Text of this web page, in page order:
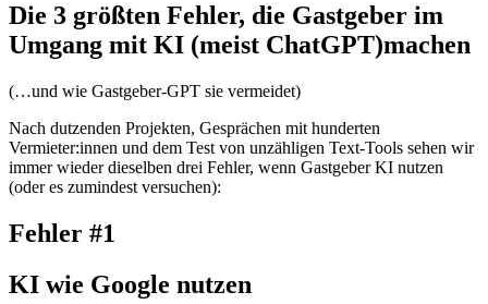
Die 3 größten Fehler, die Gastgeber im
Umgang mit KI (meist ChatGPT)machen
(…und wie Gastgeber-GPT sie vermeidet)
Nach dutzenden Projekten, Gesprächen mit hunderten
Vermieter:innen und dem Test von unzähligen Text-Tools sehen wir
immer wieder dieselben drei Fehler, wenn Gastgeber KI nutzen
(oder es zumindest versuchen):
Fehler #1
KI wie Google nutzen